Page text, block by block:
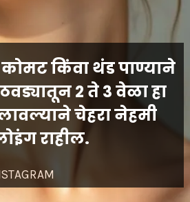
किंवा थंड पाण्याने
2 ते 3 वेळा हा
चेहरा नेहमी